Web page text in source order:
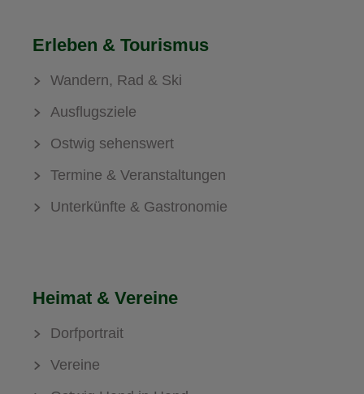
Erleben & Tourismus
Wandern, Rad & Ski
Ausflugsziele
Ostwig sehenswert
Termine & Veranstaltungen
Unterkünfte & Gastronomie
Heimat & Vereine
Dorfportrait
Vereine